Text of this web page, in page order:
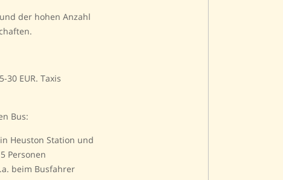
der hohen Anzahl
EUR. Taxis
Bus:
Heuston Station und
Personen
beim Busfahrer